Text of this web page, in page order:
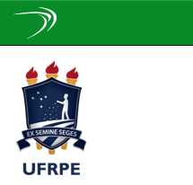
navigation